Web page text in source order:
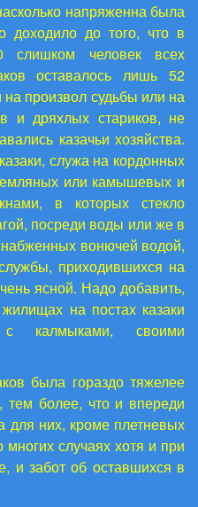
напряженна была
доходило до того, что в
человек всех
оставалось лишь 52
произвол судьбы или на
и дряхлых стариков, не
казачьи хозяйства.
служа на кордонных
или камышевых и
в которых стекло
посреди воды или же в
вонючей водой,
приходившихся на
ясной. Надо добавить,
на постах казаки
с калмыками, своими
гораздо тяжелее
тем более, что и впереди
для них, кроме плетневых
случаях хотя и при
и забот об оставшихся в